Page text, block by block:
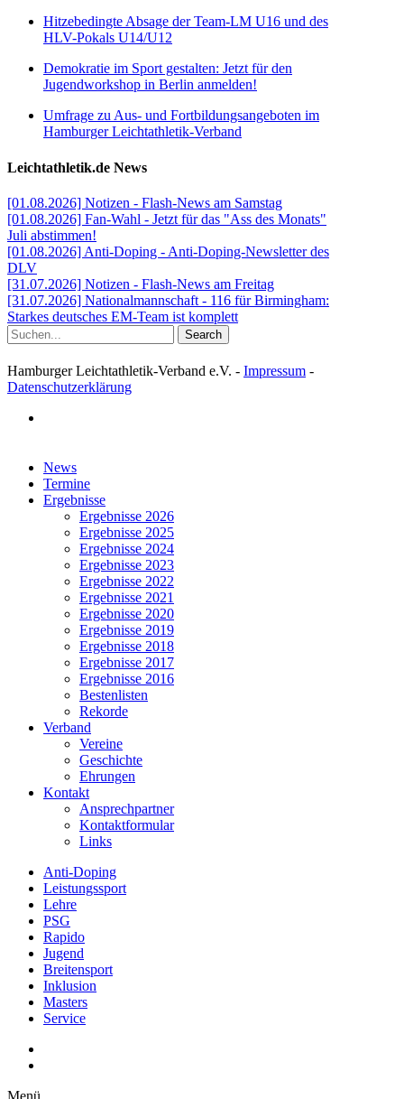
Hitzebedingte Absage der Team-LM U16 und des
HLV-Pokals U14/U12
Demokratie im Sport gestalten: Jetzt für den
Jugendworkshop in Berlin anmelden!
Umfrage zu Aus- und Fortbildungsangeboten im
Hamburger Leichtathletik-Verband
Leichtathletik.de News
[01.08.2026] Notizen - Flash-News am Samstag
[01.08.2026] Fan-Wahl - Jetzt für das "Ass des Monats"
Juli abstimmen!
[01.08.2026] Anti-Doping - Anti-Doping-Newsletter des
DLV
[31.07.2026] Notizen - Flash-News am Freitag
[31.07.2026] Nationalmannschaft - 116 für Birmingham:
Starkes deutsches EM-Team ist komplett
Search
Hamburger Leichtathletik-Verband e.V. - Impressum -
Datenschutzerklärung
Close
Menu
News
Termine
Ergebnisse
Ergebnisse 2026
Ergebnisse 2025
Ergebnisse 2024
Ergebnisse 2023
Ergebnisse 2022
Ergebnisse 2021
Ergebnisse 2020
Ergebnisse 2019
Ergebnisse 2018
Ergebnisse 2017
Ergebnisse 2016
Bestenlisten
Rekorde
Verband
Vereine
Geschichte
Ehrungen
Kontakt
Ansprechpartner
Kontaktformular
Links
Anti-Doping
Leistungssport
Lehre
PSG
Rapido
Jugend
Breitensport
Inklusion
Masters
Service
Menü